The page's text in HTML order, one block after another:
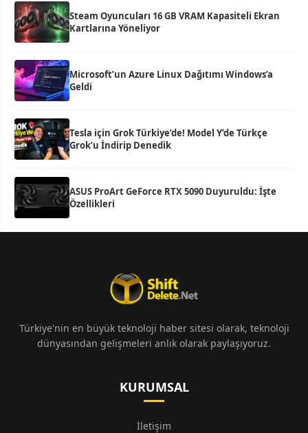
Steam Oyuncuları 16 GB VRAM Kapasiteli Ekran
Kartlarına Yöneliyor
Microsoft’un Azure Linux Dağıtımı Windows’a
Geldi
Tesla için Grok Türkiye’de! Model Y’de Türkçe
Grok’u İndirip Denedik
ASUS ProArt GeForce RTX 5090 Duyuruldu: İşte
Özellikleri
Türkiye'nin en büyük teknoloji haber sitesi olarak, teknoloji
dünyasından gelişmeleri anlık olarak paylaşıyoruz.
KURUMSAL
İletişim